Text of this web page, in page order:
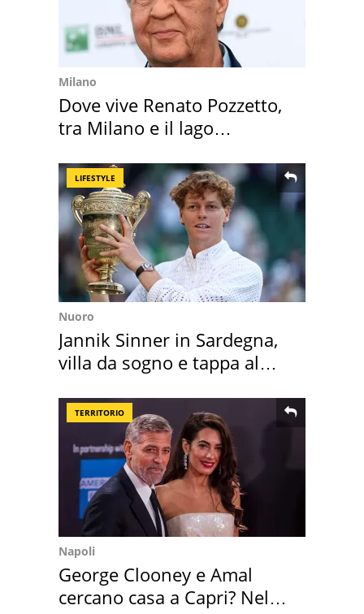
Milano
Dove vive Renato Pozzetto,
tra Milano e il lago
LIFESTYLE
Nuoro
Jannik Sinner in Sardegna,
villa da sogno e tappa al
TERRITORIO
Napoli
George Clooney e Amal
cercano casa a Capri? Nel